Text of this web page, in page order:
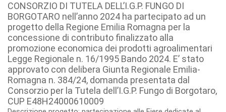
CONSORZIO DI TUTELA DELL’I.G.P. FUNGO DI
BORGOTARO nell’anno 2024 ha partecipato ad un
progetto della Regione Emilia Romagna per la
concessione di contributo finalizzato alla
promozione economica dei prodotti agroalimentari
Legge Regionale n. 16/1995 Bando 2024. E’ stato
approvato con delibera Giunta Regionale Emilia-
Romagna n. 384/24, domanda presentata dal
Consorzio per la Tutela dell’I.G.P. Fungo di Borgotaro,
CUP E48H24000610009